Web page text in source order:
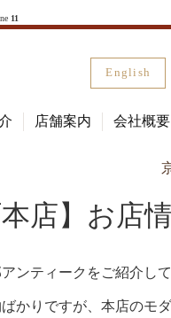
11
English
店舗案内 会社概要
本店】お店
ンティークをご紹介して
かりですが、本店のモ